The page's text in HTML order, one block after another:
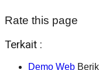
Rate this page
Terkait :
Demo Web